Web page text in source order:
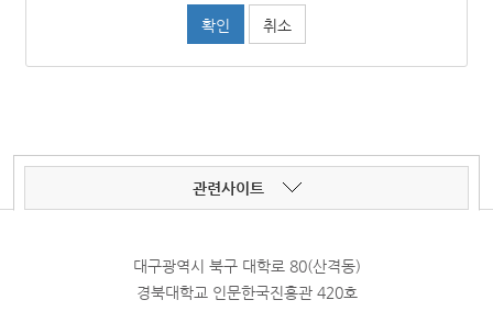
취소
관련사이트
대구광역시 북구 대학로 80(산격동)
경북대학교 인문한국진흥관 420호